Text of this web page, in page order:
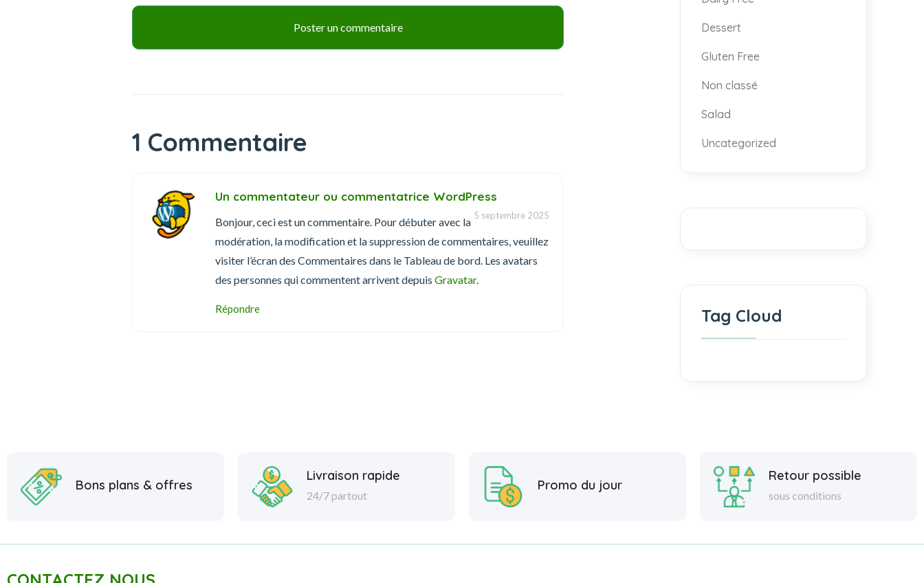
1 Commentaire
Un commentateur ou commentatrice WordPress
5 septembre 2025
Bonjour, ceci est un commentaire. Pour débuter avec la
modération, la modification et la suppression de commentaires, veuillez
visiter l’écran des Commentaires dans le Tableau de bord. Les avatars
des personnes qui commentent arrivent depuis Gravatar.
Répondre
Dessert
Gluten Free
Non classé
Salad
Uncategorized
Tag Cloud
Bons plans & offres
Livraison rapide
24/7 partout
Promo du jour
Retour possible
sous conditions